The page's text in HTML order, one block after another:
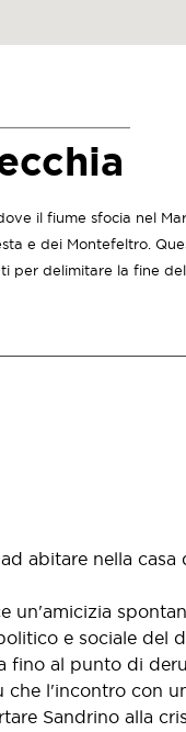
il fiume sfocia nel
e dei Montefeltro.
delimitare la fine
abitare nella casa
un'amicizia
e sociale del
fino al punto di
che l'incontro con
Sandrino alla